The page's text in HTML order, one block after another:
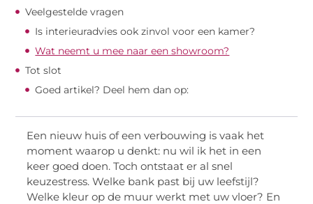
Veelgestelde vragen
Is interieuradvies ook zinvol voor een kamer?
Wat neemt u mee naar een showroom?
Tot slot
Goed artikel? Deel hem dan op:
Een nieuw huis of een verbouwing is vaak het
moment waarop u denkt: nu wil ik het in een
keer goed doen. Toch ontstaat er al snel
keuzestress. Welke bank past bij uw leefstijl?
Welke kleur op de muur werkt met uw vloer? En